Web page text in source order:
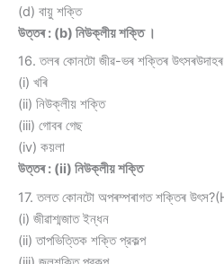
(d) বায়ু শক্তি
উত্তৰ : (b) নিউক্লীয় শক্তি ।
16. তলৰ কোনটো জীৱ-ভৰ শক্তিৰ
(i) খৰি
(ii) নিউক্লীয় শক্তি
(iii) গোবৰ গেছ
(iv) কয়লা
উত্তৰ : (ii) নিউক্লীয় শক্তি
17. তলত কোনটো অপৰম্পৰাগত শক্তিৰ
(i) জীৱাশ্মজাত ইন্ধন
(ii) তাপভিত্তিক শক্তি প্রকল্প